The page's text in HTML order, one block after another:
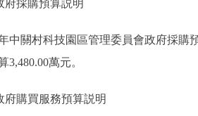
採購預算説明
關村科技園區管理委員會政府採購預
3,480.00萬元。
購買服務預算説明